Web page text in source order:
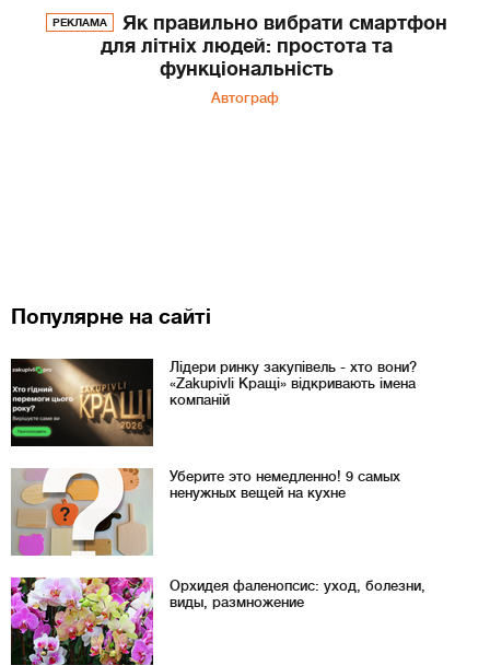
РЕКЛАМА
Як правильно вибрати смартфон
для літніх людей: простота та
функціональність
Автограф
Популярне на сайті
Лідери ринку закупівель - хто вони?
«Zakupivli Кращі» відкривають імена
компаній
Уберите это немедленно! 9 самых
ненужных вещей на кухне
Орхидея фаленопсис: уход, болезни,
виды, размножение